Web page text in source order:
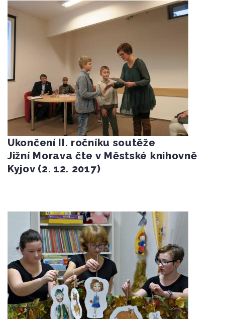
Ukončení II. ročníku soutěže
Jižní Morava čte v Městské knihovně
Kyjov (2. 12. 2017)